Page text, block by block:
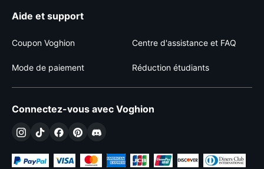
Aide et support
Coupon Voghion Centre d'assistance et FAQ
Mode de paiement Réduction étudiants
Connectez-vous avec Voghion